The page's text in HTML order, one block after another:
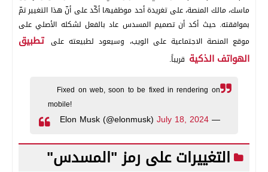
ماسك، مالك المنصة، على تغريدة أحد موظفيها أكّد على أنّ هذا التغيير تمّ
بموافقته. حيث أكد أن تصميم المسدس عاد بالفعل لشكله الأصلي على
موقع المنصة الاجتماعية على الويب، وسيعود لطبيعته على تطبيق
الهواتف الذكية قريباً.
Fixed on web, soon to be fixed in rendering on
mobile!
— Elon Musk (@elonmusk)
July 18, 2024
التغييرات على رمز "المسدس"